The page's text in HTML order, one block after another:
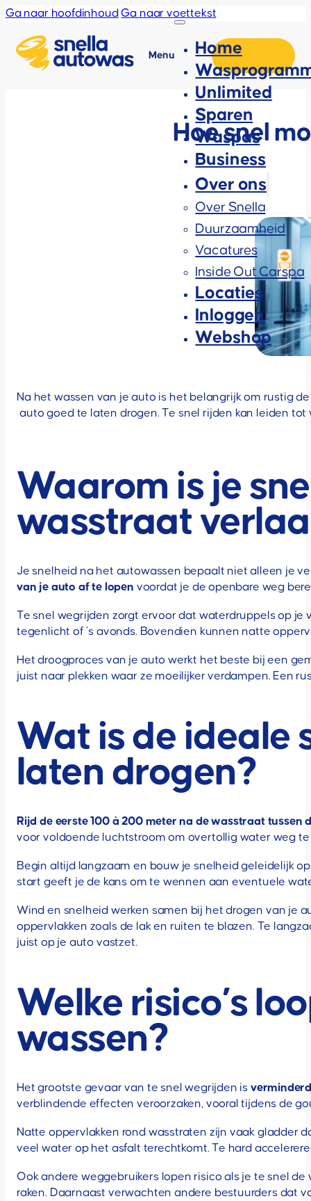
Ga naar hoofdinhoud Ga naar voettekst
Menu
Home
Unlimited
Sparen
Waspas
Business
Over ons
Over Snella
Duurzaamheid
Vacatures
Inside Out Carspa
Locaties
Inloggen
Webshop
Hoe snel
Na het wassen van je auto is het belangrijk om rustig
auto goed te laten drogen. Te snel rijden kan leiden
Waarom is je
wasstraat
Je snelheid na het autowassen bepaalt niet alleen je
van je auto af te lopen voordat je de openbare weg
Te snel wegrijden zorgt ervoor dat waterdruppels op
tegenlicht of ’s avonds. Bovendien kunnen natte
Het droogproces van je auto werkt het beste bij een
juist naar plekken waar ze moeilijker verdampen. Een
Wat is de ideale
laten drogen?
Rijd de eerste 100 à 200 meter na de wasstraat tussen
voor voldoende luchtstroom om overtollig water weg
Begin altijd langzaam en bouw je snelheid geleidelijk
start geeft je de kans om te wennen aan eventuele
Wind en snelheid werken samen bij het drogen van je
oppervlakken zoals de lak en ruiten te blazen. Te
juist op je auto vastzet.
Welke risico’s
wassen?
Het grootste gevaar van te snel wegrijden is
verblindende effecten veroorzaken, vooral tijdens de
Natte oppervlakken rond wasstraten zijn vaak gladder
veel water op het asfalt terechtkomt. Te hard
Ook andere weggebruikers lopen risico als je te snel
raken. Daarnaast verwachten andere bestuurders dat